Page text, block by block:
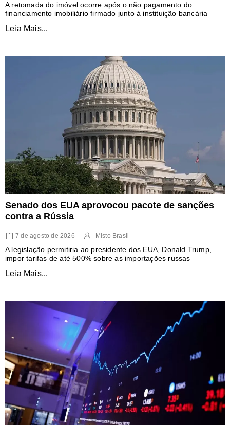
A retomada do imóvel ocorre após o não pagamento do
financiamento imobiliário firmado junto à instituição bancária
Leia Mais...
Senado dos EUA aprovocou pacote de sanções
contra a Rússia
7 de agosto de 2026 Misto Brasil
A legislação permitiria ao presidente dos EUA, Donald Trump,
impor tarifas de até 500% sobre as importações russas
Leia Mais...